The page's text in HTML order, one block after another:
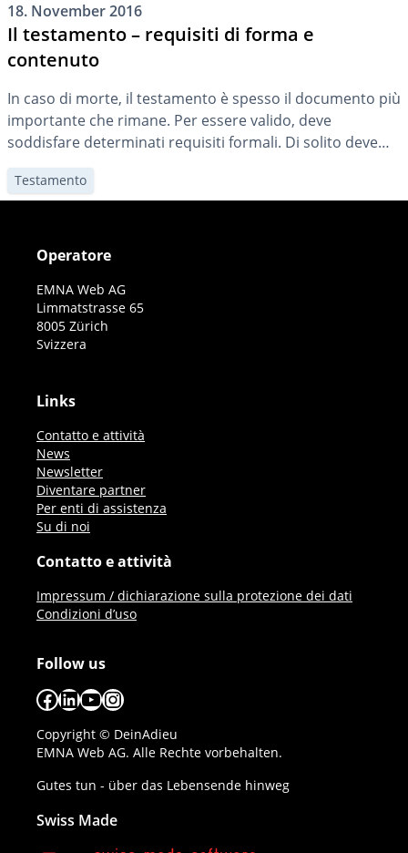
18. November 2016
Il testamento – requisiti di forma e
contenuto
In caso di morte, il testamento è spesso il documento più
importante che rimane. Per essere valido, deve
soddisfare determinati requisiti formali. Di solito deve
essere scritto a mano, datato e firmato.
Testamento
Operatore
EMNA Web AG
Limmatstrasse 65
8005 Zürich
Svizzera
Links
Contatto e attività
News
Newsletter
Diventare partner
Per enti di assistenza
Su di noi
Contatto e attività
Impressum / dichiarazione sulla protezione dei dati
Condizioni d’uso
Follow us
Facebook
LinkedIn
YouTube
Instagram
Copyright © DeinAdieu
EMNA Web AG. Alle Rechte vorbehalten.
Gutes tun - über das Lebensende hinweg
Swiss Made